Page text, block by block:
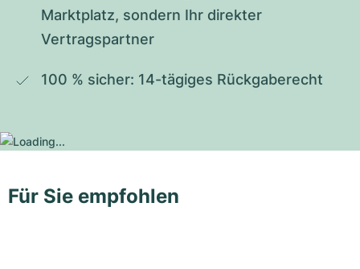
Marktplatz, sondern Ihr direkter
Vertragspartner
100 % sicher: 14-tägiges Rückgaberecht
Für Sie empfohlen